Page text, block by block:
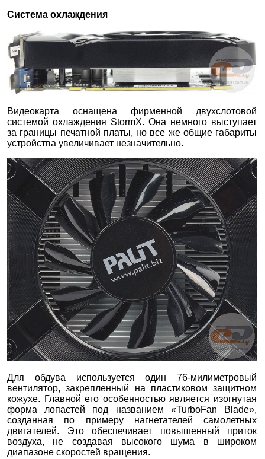
Система охлаждения
Видеокарта оснащена фирменной двухслотовой
системой охлаждения StormX. Она немного выступает
за границы печатной платы, но все же общие габариты
устройства увеличивает незначительно.
Для обдува используется один 76-милиметровый
вентилятор, закрепленный на пластиковом защитном
кожухе. Главной его особенностью является изогнутая
форма лопастей под названием «TurboFan Blade»,
созданная по примеру нагнетателей самолетных
двигателей. Это обеспечивает повышенный приток
воздуха, не создавая высокого шума в широком
диапазоне скоростей вращения.